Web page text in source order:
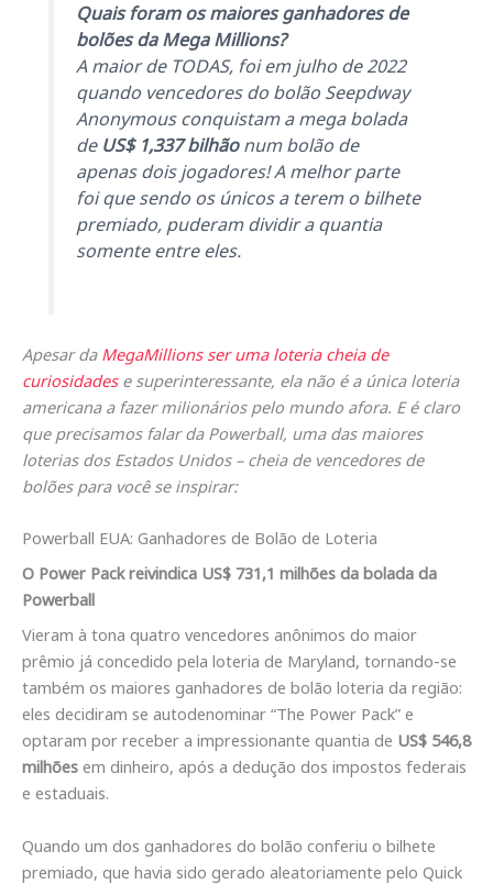
Quais foram os maiores ganhadores de
bolões da Mega Millions?
A maior de TODAS, foi em julho de 2022
quando vencedores do bolão Seepdway
Anonymous conquistam a mega bolada
de US$ 1,337 bilhãonum bolão de
apenas dois jogadores! A melhor parte
foi que sendo os únicos a terem o bilhete
premiado, puderam dividir a quantia
somente entre eles.
Apesar da MegaMillions ser uma loteria cheia de
curiosidades e superinteressante, ela não é a única loteria
americana a fazer milionários pelo mundo afora. E é claro
que precisamos falar da Powerball, uma das maiores
loterias dos Estados Unidos – cheia de vencedores de
bolões para você se inspirar:
Powerball EUA: Ganhadores de Bolão de Loteria
O Power Pack reivindica US$ 731,1 milhões da bolada da
Powerball
Vieram à tona quatro vencedores anônimos do maior
prêmio já concedido pela loteria de Maryland, tornando-se
também os maiores ganhadores de bolão loteria da região:
eles decidiram se autodenominar “The Power Pack” e
optaram por receber a impressionante quantia de US$ 546,8
milhões em dinheiro, após a dedução dos impostos federais
e estaduais.
Quando um dos ganhadores do bolão conferiu o bilhete
premiado, que havia sido gerado aleatoriamente pelo Quick